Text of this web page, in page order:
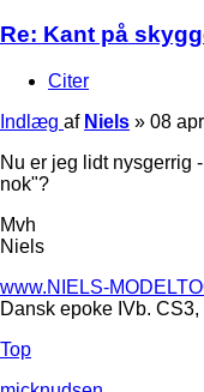
Re: Kant på
Citer
Indlæg af Niels » 08
Nu er jeg lidt nysgerrig
nok"?
Mvh
Niels
www.NIELS-
Dansk epoke IVb.
Top